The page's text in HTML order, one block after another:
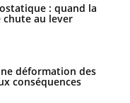
: quand la
au lever
déformation des
conséquences